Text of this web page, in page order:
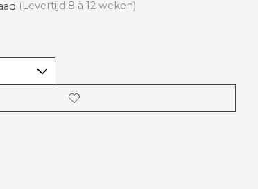
(Levertijd:8 à 12 weken)